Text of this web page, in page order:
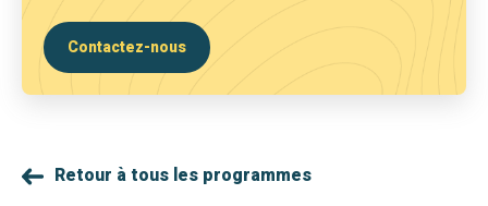
Contactez-nous
Retour à tous les programmes